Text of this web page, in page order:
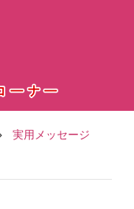
実用メッセージ